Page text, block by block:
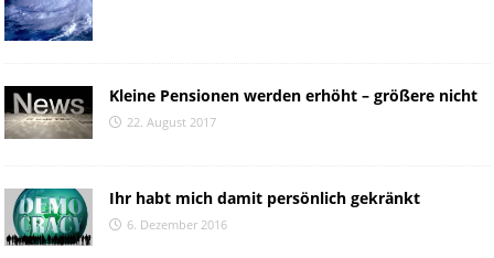
Kleine Pensionen werden erhöht – größere nicht
22. August 2017
Ihr habt mich damit persönlich gekränkt
6. Dezember 2016